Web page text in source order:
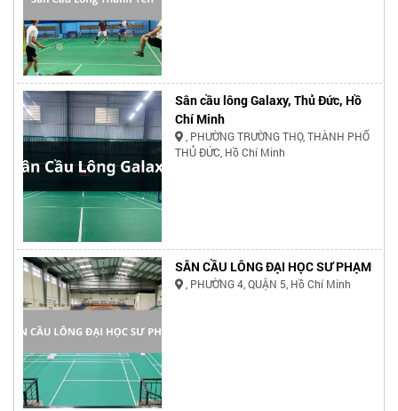
Sân cầu lông Galaxy, Thủ Đức, Hồ
Chí Minh
, PHƯỜNG TRƯỜNG THỌ, THÀNH PHỐ
THỦ ĐỨC, Hồ Chí Minh
SÂN CẦU LÔNG ĐẠI HỌC SƯ PHẠM
, PHƯỜNG 4, QUẬN 5, Hồ Chí Minh